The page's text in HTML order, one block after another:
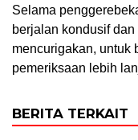
Selama
berjalan kondusif
mencurigakan, untuk
pemeriksaan lebih
BERITA TERKAIT